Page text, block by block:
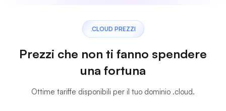
.CLOUD PREZZI
Prezzi che non ti fanno spendere
una fortuna
Ottime tariffe disponibili per il tuo dominio .cloud.